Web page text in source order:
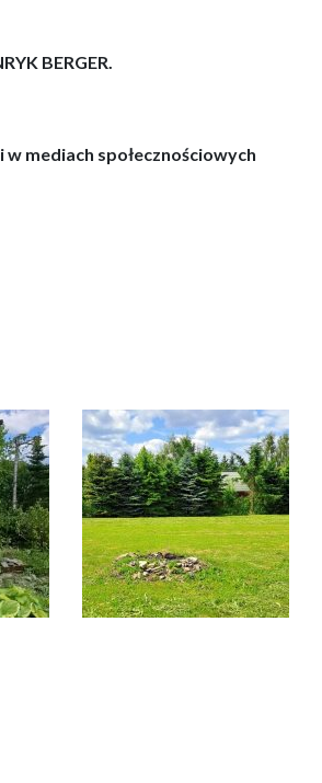
BERGER.
mediach społecznościowych